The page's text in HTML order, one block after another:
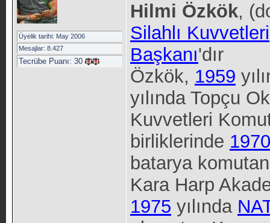
Üyelik tarihi: May 2006
Mesajlar: 8.427
Tecrübe Puanı: 30
Hilmi Özkök,
Silahlı Kuvvetleri
Başkanı'dır
Özkök, 1959
yılında Topçu
Kuvvetleri
birliklerinde 1970
batarya
Kara Harp
1975 yılında